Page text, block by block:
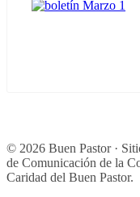
© 2026 Buen Pastor ·
de Comunicación de la
Caridad del Buen Pastor.